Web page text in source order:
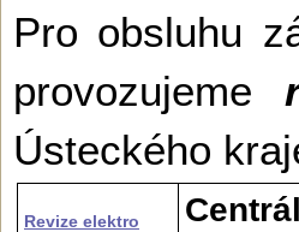
Pro obsluhu
provozujeme
Ústeckého
Revize elektro